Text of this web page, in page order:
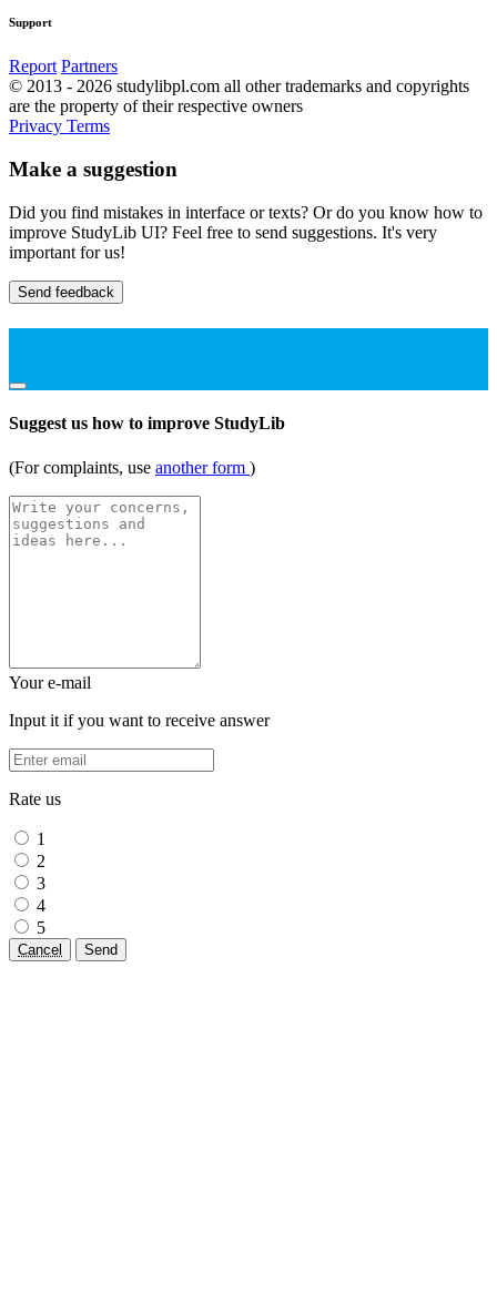
Support
Report Partners
© 2013 - 2026 studylibpl.com all other trademarks and copyrights
are the property of their respective owners
Privacy Terms
Make a suggestion
Did you find mistakes in interface or texts? Or do you know how to
improve StudyLib UI? Feel free to send suggestions. It's very
important for us!
Send feedback
Suggest us how to improve StudyLib
(For complaints, use another form )
Your e-mail
Input it if you want to receive answer
Rate us
1
2
3
4
5
Cancel Send